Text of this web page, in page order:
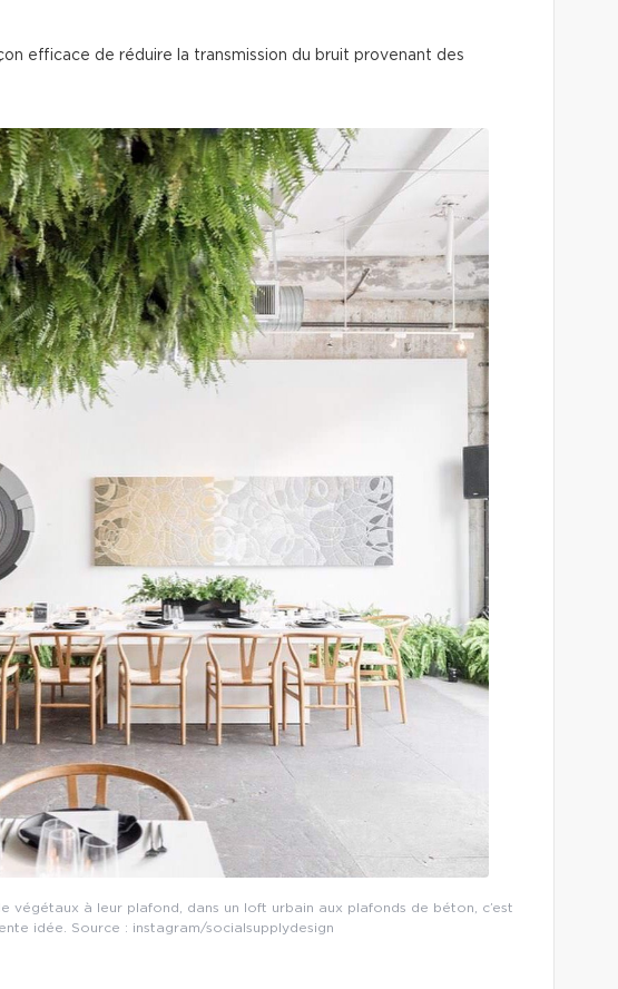
efficace de réduire la transmission du bruit provenant des
végétaux à leur plafond, dans un loft urbain aux plafonds de béton, c’est
idée. Source : instagram/socialsupplydesign